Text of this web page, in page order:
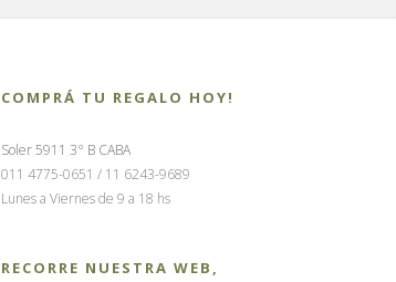
COMPRÁ TU REGALO HOY!
Soler 5911 3° B CABA
011 4775-0651 / 11 6243-9689
Lunes a Viernes de 9 a 18 hs
RECORRE NUESTRA WEB,